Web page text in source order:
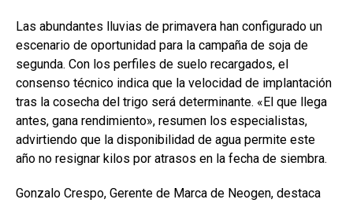
Las abundantes lluvias de primavera han configurado un
escenario de oportunidad para la campaña de soja de
segunda. Con los perfiles de suelo recargados, el
consenso técnico indica que la velocidad de implantación
tras la cosecha del trigo será determinante. «El que llega
antes, gana rendimiento», resumen los especialistas,
advirtiendo que la disponibilidad de agua permite este
año no resignar kilos por atrasos en la fecha de siembra.
Gonzalo Crespo, Gerente de Marca de Neogen, destaca